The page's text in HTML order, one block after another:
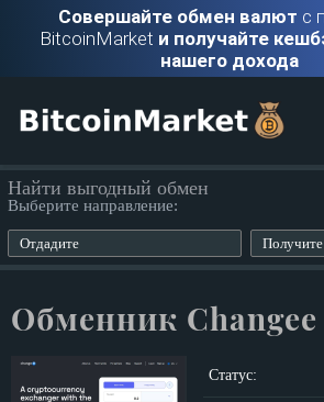
Совершайте обмен валют с
BitcoinMarket и получайте
нашего дохода
Обменники
Найти выгодный обмен
Выберите направление:
Отдадите Получите
Обменник Changee
Статус: